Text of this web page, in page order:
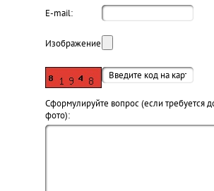
E-mail:
Изображение:
Cформулируйте вопрос (если требуется
фото):